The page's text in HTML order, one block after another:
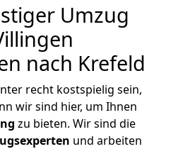
Umzug
nach Krefeld
recht kostspielig sein,
wir sind hier, um Ihnen
zu bieten. Wir sind die
und arbeiten